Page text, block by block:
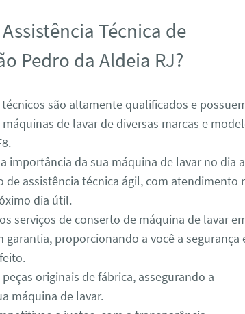
Técnica de
Pedro da Aldeia RJ?
são altamente qualificados e
de lavar de diversas marcas e
importância da sua máquina de lavar no dia a
de assistência técnica ágil, com atendimento
dia útil.
serviços de conserto de máquina de lavar
garantia, proporcionando a você a segurança
originais de fábrica, assegurando a
máquina de lavar.